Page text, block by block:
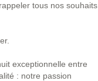
tous nos souhaits
exceptionnelle entre
: notre passion